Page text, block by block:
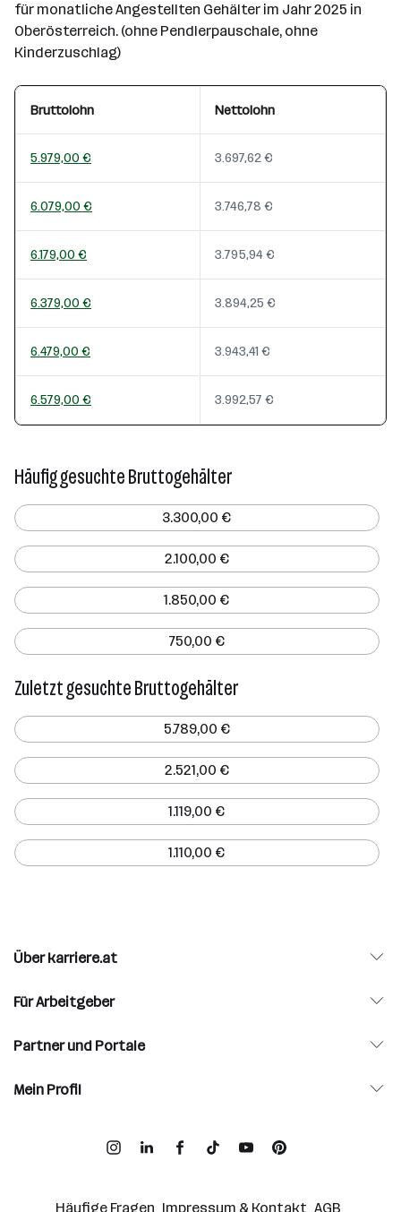
für monatliche Angestellten Gehälter im Jahr 2025 in
Oberösterreich. (ohne Pendlerpauschale, ohne
Kinderzuschlag)
Bruttolohn Nettolohn
5.979,00 € 3.697,62 €
6.079,00 € 3.746,78 €
6.179,00 € 3.795,94 €
6.379,00 € 3.894,25 €
6.479,00 € 3.943,41 €
6.579,00 € 3.992,57 €
Häufig gesuchte Bruttogehälter
3.300,00 €
2.100,00 €
1.850,00 €
750,00 €
Zuletzt gesuchte Bruttogehälter
5.789,00 €
2.521,00 €
1.119,00 €
1.110,00 €
Über karriere.at
Für Arbeitgeber
Partner und Portale
Mein Profil
Häufige Fragen Impressum & Kontakt AGB